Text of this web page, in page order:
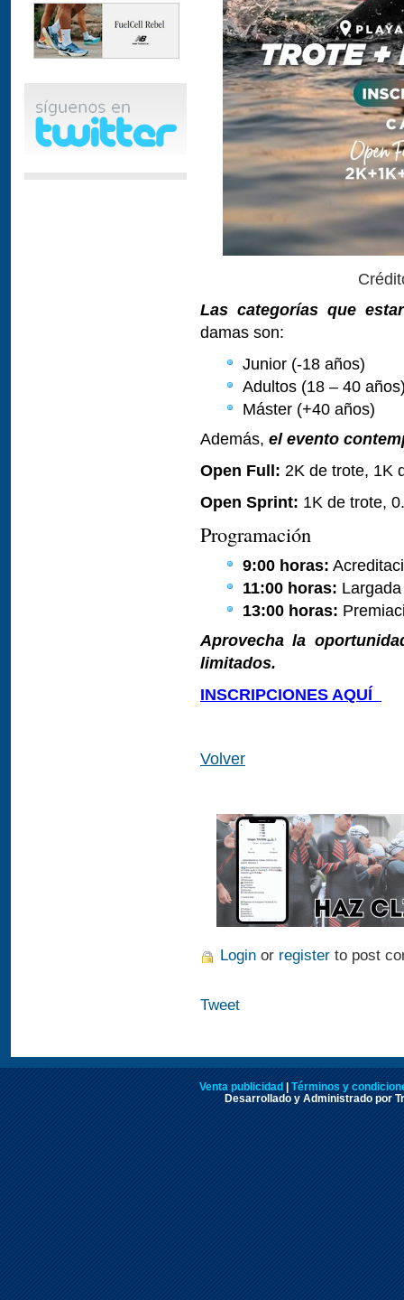
Las categorías que
damas son:
Junior (-18 años)
Adultos (18 – 40
Máster (+40 años)
Además, el evento
Open Full: 2K de trote, 1K
Open Sprint: 1K de trote,
Programación
9:00 horas:
11:00 horas:
13:00 horas:
Aprovecha la
limitados.
INSCRIPCIONES AQUÍ
Volver
Login or register to post
Tweet
Venta publicidad | Términos y
Desarrollado y Administrado por